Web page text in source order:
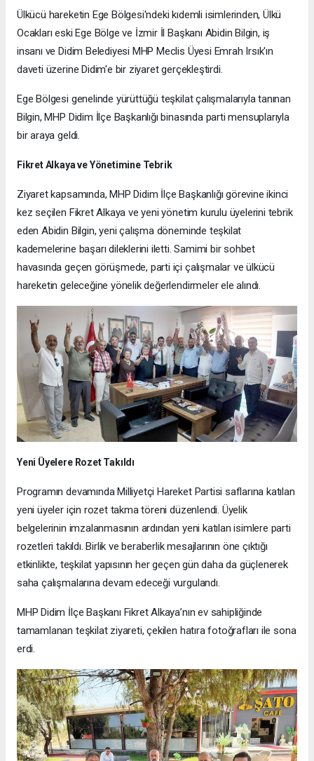
Ülkücü hareketin Ege Bölgesi'ndeki kıdemli isimlerinden, Ülkü
Ocakları eski Ege Bölge ve İzmir İl Başkanı Abidin Bilgin, iş
insanı ve Didim Belediyesi MHP Meclis Üyesi Emrah Irsık'ın
daveti üzerine Didim'e bir ziyaret gerçekleştirdi.
Ege Bölgesi genelinde yürüttüğü teşkilat çalışmalarıyla tanınan
Bilgin, MHP Didim İlçe Başkanlığı binasında parti mensuplarıyla
bir araya geldi.
Fikret Alkaya ve Yönetimine Tebrik
Ziyaret kapsamında, MHP Didim İlçe Başkanlığı görevine ikinci
kez seçilen Fikret Alkaya ve yeni yönetim kurulu üyelerini tebrik
eden Abidin Bilgin, yeni çalışma döneminde teşkilat
kademelerine başarı dileklerini iletti. Samimi bir sohbet
havasında geçen görüşmede, parti içi çalışmalar ve ülkücü
hareketin geleceğine yönelik değerlendirmeler ele alındı.
Yeni Üyelere Rozet Takıldı
Programın devamında Milliyetçi Hareket Partisi saflarına katılan
yeni üyeler için rozet takma töreni düzenlendi. Üyelik
belgelerinin imzalanmasının ardından yeni katılan isimlere parti
rozetleri takıldı. Birlik ve beraberlik mesajlarının öne çıktığı
etkinlikte, teşkilat yapısının her geçen gün daha da güçlenerek
saha çalışmalarına devam edeceği vurgulandı.
MHP Didim İlçe Başkanı Fikret Alkaya’nın ev sahipliğinde
tamamlanan teşkilat ziyareti, çekilen hatıra fotoğrafları ile sona
erdi.